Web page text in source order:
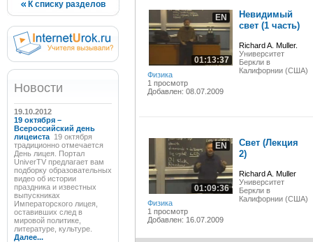
К списку разделов
Новости
19.10.2012
19 октября –
Всероссийский день
лицеиста 19 октября
традиционно отмечается
День лицея. Портал
UniverTV предлагает вам
подборку образовательных
видео об истории
праздника и известных
выпускниках
Императорского лицея,
оставивших след в
мировой политике,
литературе, культуре.
Далее...
EN
01:13:37
Физика
1 просмотр
Добавлен: 08.07.2009
Невидимый
свет (1 часть)
Richard A. Muller.
Университет
Беркли в
Калифорнии (США)
EN
01:09:36
Физика
1 просмотр
Добавлен: 16.07.2009
Свет (Лекция
2)
Richard A. Muller
Университет
Беркли в
Калифорнии (США)